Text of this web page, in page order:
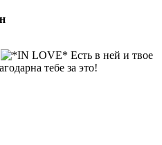
Есть в ней и твое
тебе за это!